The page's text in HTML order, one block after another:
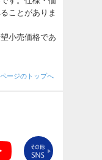
ことがありま
小売価格であ
ージのトップへ